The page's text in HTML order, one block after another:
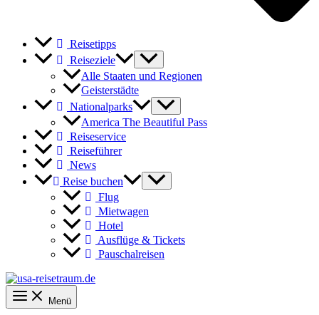
Reisetipps
Reiseziele
Alle Staaten und Regionen
Geisterstädte
Nationalparks
America The Beautiful Pass
Reiseservice
Reiseführer
News
Reise buchen
Flug
Mietwagen
Hotel
Ausflüge & Tickets
Pauschalreisen
Menü